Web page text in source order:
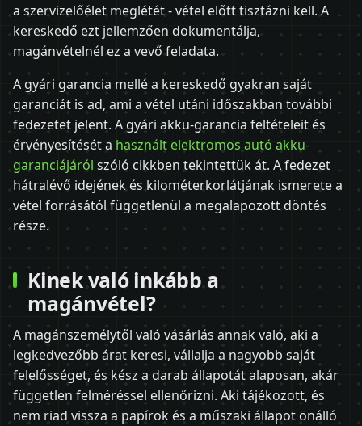
a szervizelőélet meglétét - vétel előtt tisztázni kell. A
kereskedő ezt jellemzően dokumentálja,
magánvételnél ez a vevő feladata.
A gyári garancia mellé a kereskedő gyakran saját
garanciát is ad, ami a vétel utáni időszakban további
fedezetet jelent. A gyári akku-garancia feltételeit és
érvényesítését a használt elektromos autó akku-
garanciájáról szóló cikkben tekintettük át. A fedezet
hátralévő idejének és kilométerkorlátjának ismerete a
vétel forrásától függetlenül a megalapozott döntés
része.
Kinek való inkább a
magánvétel?
A magánszemélytől való vásárlás annak való, aki a
legkedvezőbb árat keresi, vállalja a nagyobb saját
felelősséget, és kész a darab állapotát alaposan, akár
független felméréssel ellenőrizni. Aki tájékozott, és
nem riad vissza a papírok és a műszaki állapot önálló